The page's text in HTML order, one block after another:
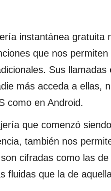
instantánea gratuita
que nos
Sus
más acceda a ellas,
como en Android.
que comenzó
también nos
cifradas como las
fluidas que la de